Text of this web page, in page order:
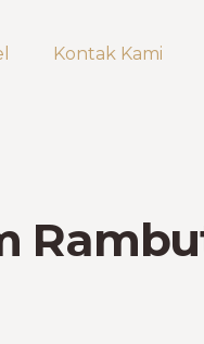
Kontak Kami